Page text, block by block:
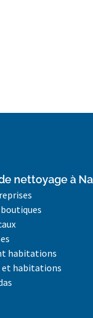
nettoyage à
habitations
et habitations